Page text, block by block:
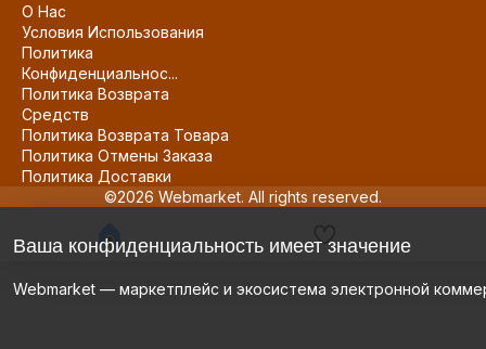
О Нас
Условия Использования
Политика
Конфиденциальнос...
Политика Возврата
Средств
Политика Возврата Товара
Политика Отмены Заказа
Политика Доставки
©2026 Webmarket. All rights reserved.
Ваша конфиденциальность имеет значение
Webmarket — маркетплейс и экосистема электронной